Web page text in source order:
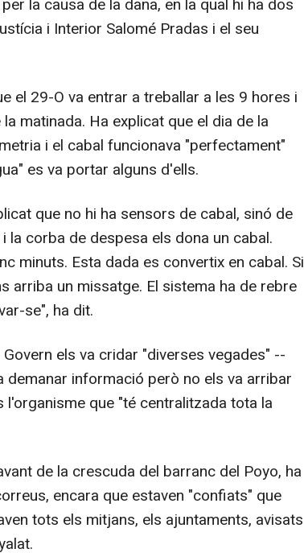
la causa de la dana, en la qual hi ha dos
i Interior Salomé Pradas i el seu
el 29-O va entrar a treballar a les 9 hores i
matinada. Ha explicat que el dia de la
i el cabal funcionava "perfectament"
es va portar alguns d'ells.
que no hi ha sensors de cabal, sinó de
la corba de despesa els dona un cabal.
minuts. Esta dada es convertix en cabal. Si
arriba un missatge. El sistema ha de rebre
se", ha dit.
els va cridar "diverses vegades" --
demanar informació però no els va arribar
l'organisme que "té centralitzada tota la
de la crescuda del barranc del Poyo, ha
encara que estaven "confiats" que
tots els mitjans, els ajuntaments, avisats